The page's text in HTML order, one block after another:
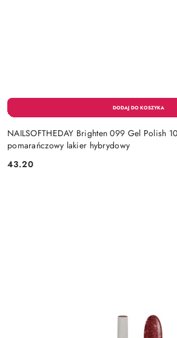
NAILSOFTHEDAY Brighten 099 Gel Polish
pomarańczowy lakier hybrydowy
Cena:
43.20